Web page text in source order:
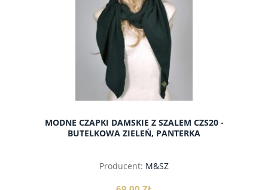
MODNE CZAPKI DAMSKIE Z SZALEM CZS20 -
BUTELKOWA ZIELEŃ, PANTERKA
Producent: M&SZ